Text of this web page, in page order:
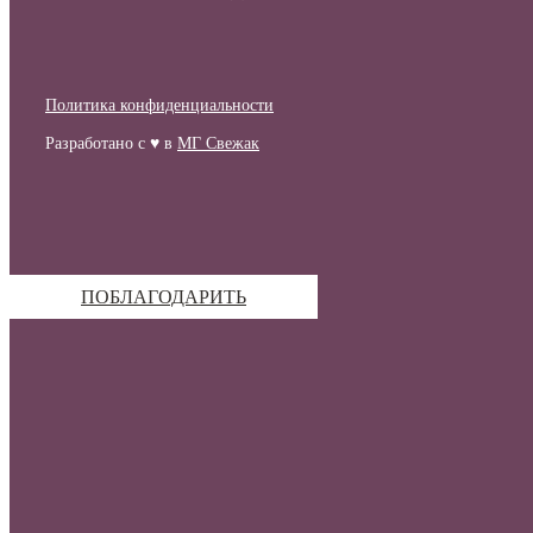
Политика конфиденциальности
Разработано с ♥ в МГ Свежак
ПОБЛАГОДАРИТЬ